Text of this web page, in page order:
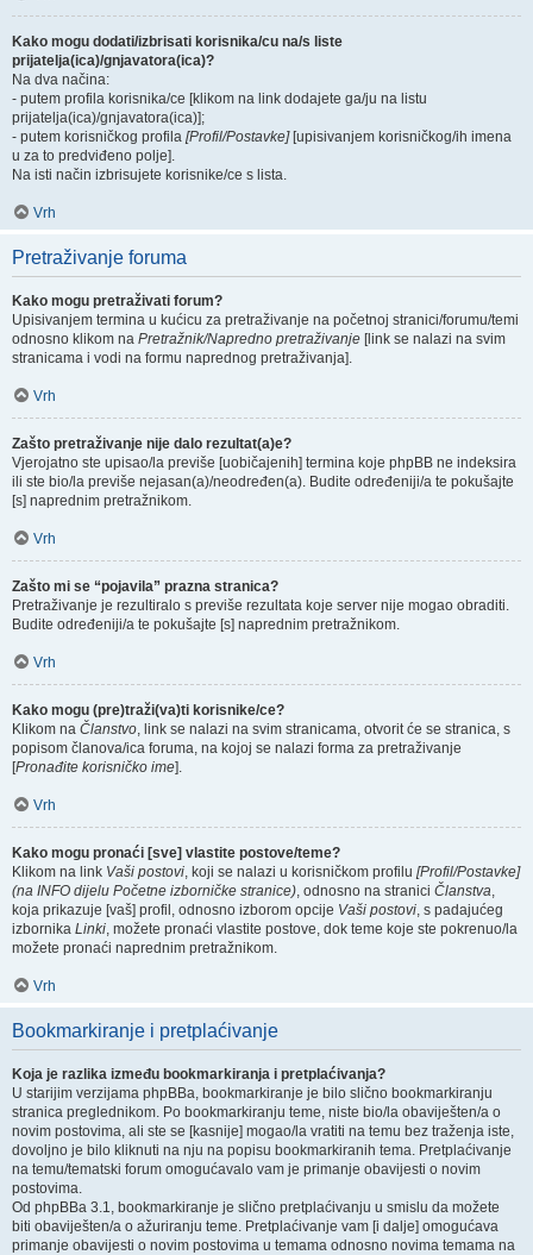
Kako mogu dodati/izbrisati korisnika/cu na/s liste
prijatelja(ica)/gnjavatora(ica)?
Na dva načina:
- putem profila korisnika/ce [klikom na link dodajete ga/ju na listu
prijatelja(ica)/gnjavatora(ica)];
- putem korisničkog profila [Profil/Postavke][upisivanjem korisničkog/ih imena
u za to predviđeno polje].
Na isti način izbrisujete korisnike/ce s lista.
Vrh
Pretraživanje foruma
Kako mogu pretraživati forum?
Upisivanjem termina u kućicu za pretraživanje na početnoj stranici/forumu/temi
odnosno klikom na Pretražnik/Napredno pretraživanje [link se nalazi na svim
stranicama i vodi na formu naprednog pretraživanja].
Vrh
Zašto pretraživanje nije dalo rezultat(a)e?
Vjerojatno ste upisao/la previše [uobičajenih] termina koje phpBB ne indeksira
ili ste bio/la previše nejasan(a)/neodređen(a). Budite određeniji/a te pokušajte
[s] naprednim pretražnikom.
Vrh
Zašto mi se “pojavila” prazna stranica?
Pretraživanje je rezultiralo s previše rezultata koje server nije mogao obraditi.
Budite određeniji/a te pokušajte [s] naprednim pretražnikom.
Vrh
Kako mogu (pre)traži(va)ti korisnike/ce?
Klikom na Članstvo, link se nalazi na svim stranicama, otvorit će se stranica, s
popisom članova/ica foruma, na kojoj se nalazi forma za pretraživanje
[Pronađite korisničko ime].
Vrh
Kako mogu pronaći [sve] vlastite postove/teme?
Klikom na link Vaši postovi, koji se nalazi u korisničkom profilu [Profil/Postavke]
(na INFO dijelu Početne izborničke stranice), odnosno na stranici Članstva,
koja prikazuje [vaš] profil, odnosno izborom opcije Vaši postovi, s padajućeg
izbornika Linki, možete pronaći vlastite postove, dok teme koje ste pokrenuo/la
možete pronaći naprednim pretražnikom.
Vrh
Bookmarkiranje i pretplaćivanje
Koja je razlika između bookmarkiranja i pretplaćivanja?
U starijim verzijama phpBBa, bookmarkiranje je bilo slično bookmarkiranju
stranica preglednikom. Po bookmarkiranju teme, niste bio/la obaviješten/a o
novim postovima, ali ste se [kasnije] mogao/la vratiti na temu bez traženja iste,
dovoljno je bilo kliknuti na nju na popisu bookmarkiranih tema. Pretplaćivanje
na temu/tematski forum omogućavalo vam je primanje obavijesti o novim
postovima.
Od phpBBa 3.1, bookmarkiranje je slično pretplaćivanju u smislu da možete
biti obaviješten/a o ažuriranju teme. Pretplaćivanje vam [i dalje] omogućava
primanje obavijesti o novim postovima u temama odnosno novima temama na